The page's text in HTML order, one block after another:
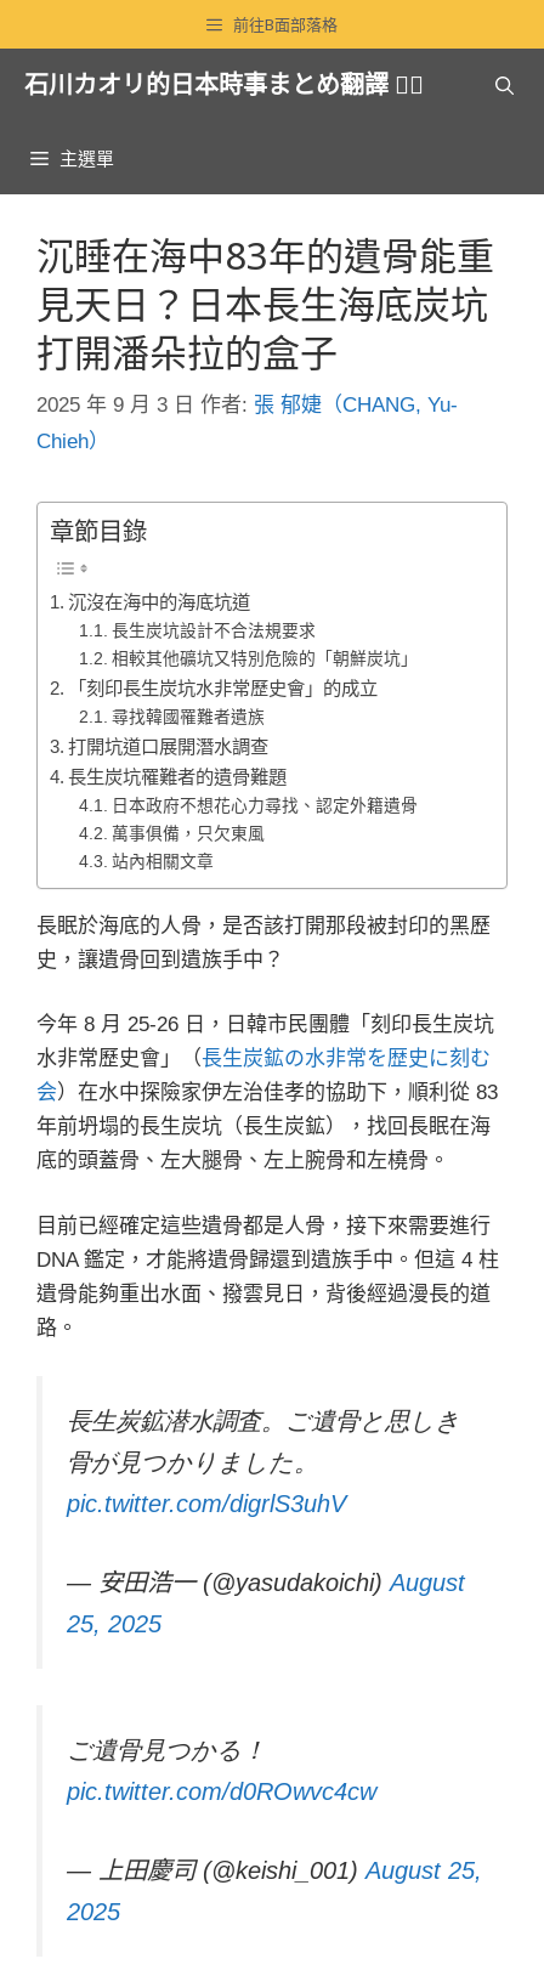
至
前往B面部落格
石川カオリ的日本時事まとめ翻譯 🏳️‍🌈
主選單
沉睡在海中83年的遺骨能重
見天日？日本長生海底炭坑
打開潘朵拉的盒子
2025 年 9 月 3 日 作者: 張 郁婕（CHANG, Yu-
Chieh）
章節目錄
沉沒在海中的海底坑道
長生炭坑設計不合法規要求
相較其他礦坑又特別危險的「朝鮮炭坑」
「刻印長生炭坑水非常歷史會」的成立
尋找韓國罹難者遺族
打開坑道口展開潛水調查
長生炭坑罹難者的遺骨難題
日本政府不想花心力尋找、認定外籍遺骨
萬事俱備，只欠東風
站內相關文章
長眠於海底的人骨，是否該打開那段被封印的黑歷
史，讓遺骨回到遺族手中？
今年 8 月 25-26 日，日韓市民團體「刻印長生炭坑
水非常歷史會」（長生炭鉱の水非常を歴史に刻む
会）在水中探險家伊左治佳孝的協助下，順利從 83
年前坍塌的長生炭坑（長生炭鉱），找回長眠在海
底的頭蓋骨、左大腿骨、左上腕骨和左橈骨。
目前已經確定這些遺骨都是人骨，接下來需要進行
DNA 鑑定，才能將遺骨歸還到遺族手中。但這 4 柱
遺骨能夠重出水面、撥雲見日，背後經過漫長的道
路。
長生炭鉱潜水調査。ご遺骨と思しき
骨が見つかりました。
pic.twitter.com/digrlS3uhV
— 安田浩一 (@yasudakoichi)August
25, 2025
ご遺骨見つかる！
pic.twitter.com/d0ROwvc4cw
— 上田慶司 (@keishi_001)August 25,
2025